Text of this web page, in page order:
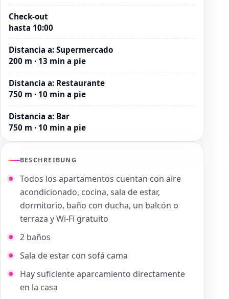
Check-out
hasta 10:00
Distancia a: Supermercado
200 m · 13 min a pie
Distancia a: Restaurante
750 m · 10 min a pie
Distancia a: Bar
750 m · 10 min a pie
BESCHREIBUNG
Todos los apartamentos cuentan con aire
acondicionado, cocina, sala de estar,
dormitorio, baño con ducha, un balcón o
terraza y Wi-Fi gratuito
2 baños
Sala de estar con sofá cama
Hay suficiente aparcamiento directamente
en la casa